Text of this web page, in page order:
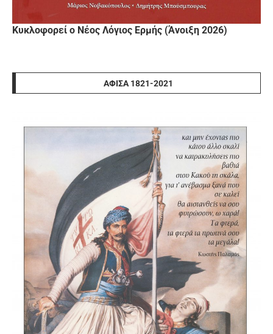
Κυκλοφορεί ο Νέος Λόγιος Ερμής (Άνοιξη 2026)
ΑΦΊΣΑ 1821-2021